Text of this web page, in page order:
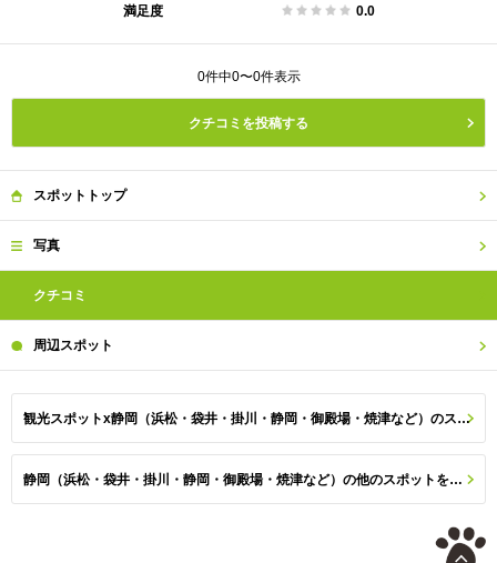
満足度
0.0
0件中0〜0件表示
クチコミを投稿する
スポット トップ
写真
クチコミ
周辺スポット
観光スポットx静岡（浜松・袋井・掛川・静岡・御殿場・焼津など）のスポット一覧
静岡（浜松・袋井・掛川・静岡・御殿場・焼津など）の他のスポットを探す